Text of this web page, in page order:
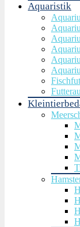
Aquaristik